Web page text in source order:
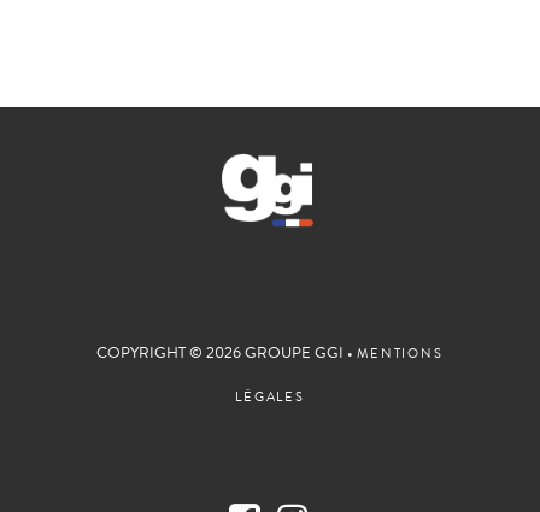
COPYRIGHT © 2026 GROUPE GGI •MENTIONS
LÉGALES